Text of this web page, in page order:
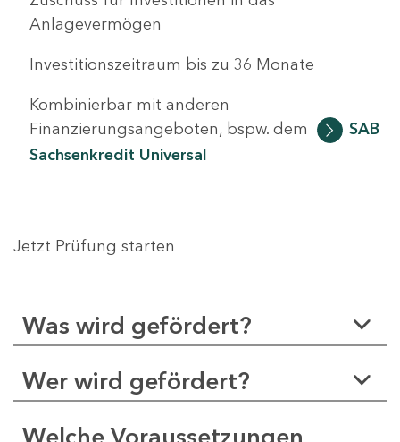
Anlagevermögen
Investitionszeitraum bis zu 36 Monate
Kombinierbar mit anderen
Finanzierungsangeboten, bspw. dem
SAB
Sachsenkredit Universal
Jetzt Prüfung starten
Was wird gefördert?
Wer wird gefördert?
Welche Voraussetzungen